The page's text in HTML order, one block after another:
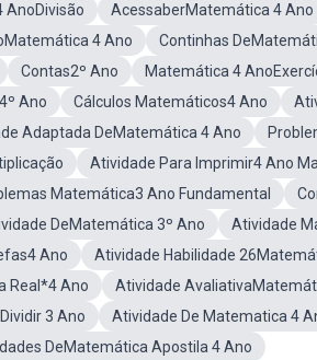
AnoDivisão AcessaberMatemática 4 Ano
4 Ano Continhas
Contas2º Ano Matemática 4
Ano Cálculos Matemáticos4 Ano
Adaptada DeMatemática 4 Ano
Atividade Para Imprimir4 Ano
Matemática3 Ano Fundamental
DeMatemática 3º Ano
Atividade
Ano Atividade Habilidade
Real*4 Ano
Atividade
3 Ano
Atividade De Matematica 4
DeMatemática Apostila 4 Ano